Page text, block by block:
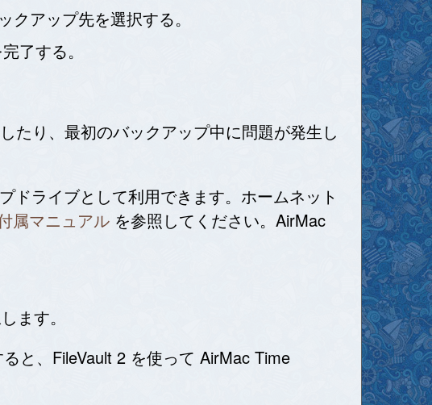
アップ先を選択する。
了する。
たり、最初のバックアップ中に問題が発生し
ドライブとして利用できます。ホームネット
属マニュアル を参照してください。AirMac
ます。
と、FileVault 2 を使って AirMac Time